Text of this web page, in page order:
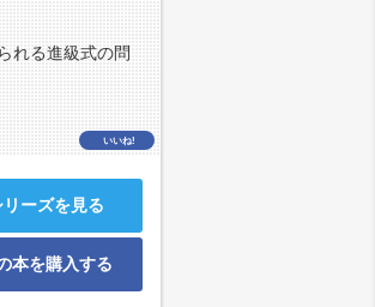
れる進級式の問
いいね!
リーズを見る
本を購入する